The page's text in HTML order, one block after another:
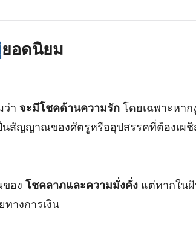
ยอดนิยม
ว่า จะมีโชคด้านความรัก โดยเฉพาะหา
นสัญญาณของศัตรูหรืออุปสรรคที่ต้องเผ
อง โชคลาภและความมั่งคั่ง แต่หากใน
างการเงิน